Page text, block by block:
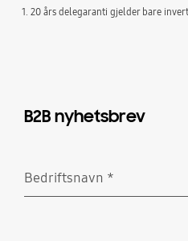
1. 20 års delegaranti gjelder bare
B2B nyhetsbrev
Bedriftsnavn *